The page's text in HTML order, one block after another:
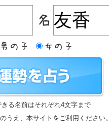
る名前はそれぞれ4文字まで
うえ、本サイトをご利用ください。